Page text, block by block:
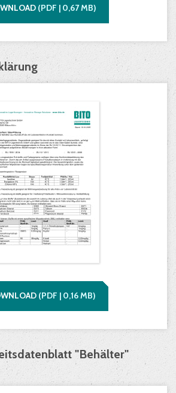
(PDF | 0,67MB)
(PDF | 0,16MB)
"Behälter"